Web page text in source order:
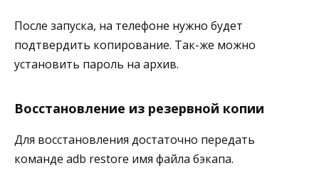
После запуска, на телефоне нужно будет
подтвердить копирование. Так-же можно
установить пароль на архив.
Восстановление из резервной копии
Для восстановления достаточно передать
команде adb restore имя файла бэкапа.